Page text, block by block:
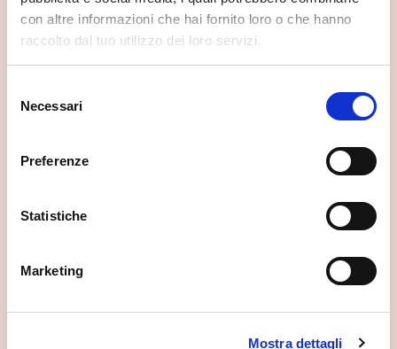
con altre informazioni che hai fornito loro o che hanno
raccolto dal tuo utilizzo dei loro servizi.
delNecessari
Preferenze
Statistiche
Marketing
Mostra dettagli